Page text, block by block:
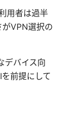
用者は過半
VPN選択の
デバイス向
前提にして